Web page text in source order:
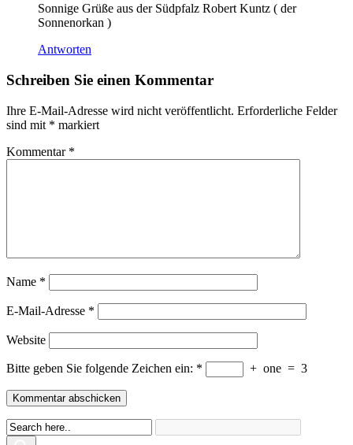
Sonnige Grüße aus der Südpfalz Robert Kuntz ( der
Sonnenorkan )
Antworten
Schreiben Sie einen Kommentar
Ihre E-Mail-Adresse wird nicht veröffentlicht. Erforderliche Felder
sind mit * markiert
Kommentar *
Name *
E-Mail-Adresse *
Website
Bitte geben Sie folgende Zeichen ein: * + one = 3